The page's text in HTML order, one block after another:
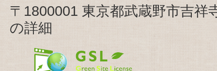
〒1800001 東京都武蔵野市吉
の詳細